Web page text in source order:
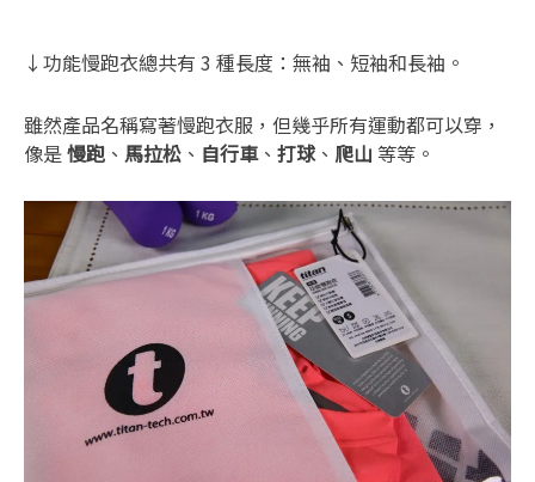
↓功能慢跑衣總共有 3 種長度：無袖、短袖和長袖。
雖然產品名稱寫著慢跑衣服，但幾乎所有運動都可以穿，
像是慢跑 、 馬拉松 、 自行車、 打球、 爬山 等等。